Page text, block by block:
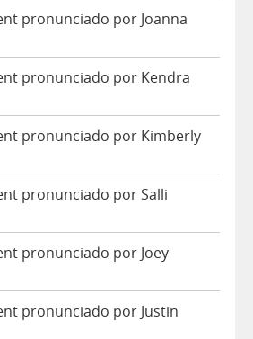
pronunciado por Joanna
pronunciado por Kendra
pronunciado por Kimberly
pronunciado por Salli
pronunciado por Joey
pronunciado por Justin